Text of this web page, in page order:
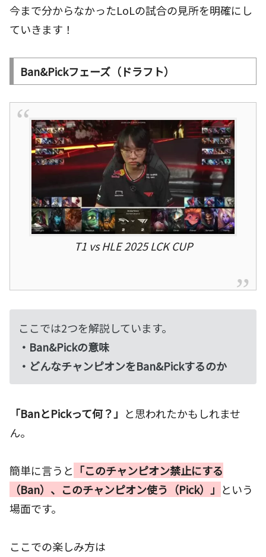
今まで分からなかったLoLの試合の見所を明確にし
ていきます！
Ban&Pickフェーズ（ドラフト）
T1 vs HLE 2025 LCK CUP
ここでは2つを解説しています。
・Ban&Pickの意味
・どんなチャンピオンをBan&Pickするのか
「BanとPickって何？」 と思われたかもしれませ
ん。
簡単に言うと 「このチャンピオン禁止にする
（Ban）、このチャンピオン使う（Pick）」 という
場面です。
ここでの楽しみ方は